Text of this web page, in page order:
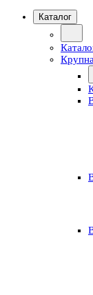
Каталог